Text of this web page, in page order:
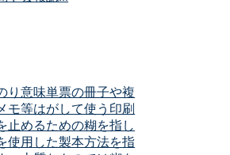
り意味単票の冊子や複
モ等はがして使う印刷
止めるための糊を指し
使用した製本方法を指